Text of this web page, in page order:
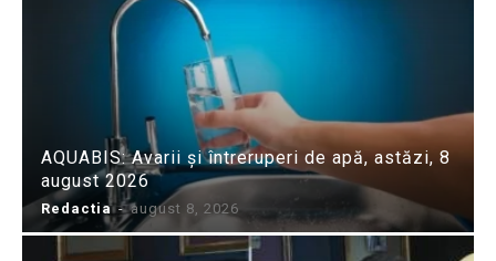
AQUABIS: Avarii și întreruperi de apă, astăzi, 8
august 2026
Redactia - august 8, 2026